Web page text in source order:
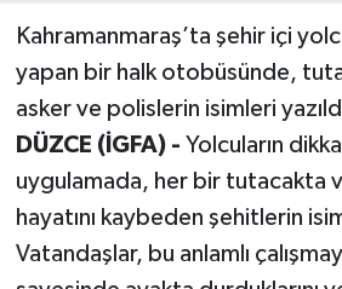
Kahramanmaraş’ta şehir içi
yapan bir halk otobüsünde,
asker ve polislerin isimleri
DÜZCE (İGFA) - Yolcuların
uygulamada, her bir tutacakta
hayatını kaybeden şehitlerin
Vatandaşlar, bu anlamlı